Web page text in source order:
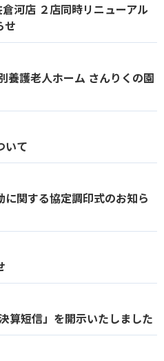
河店 ２店同時リニューアル
せ
養護老人ホーム さんりくの園
いて
関する協定調印式のお知ら
算短信」を開示いたしました